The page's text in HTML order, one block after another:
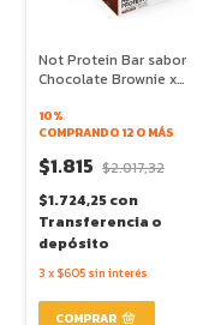
Not Protein Bar sabor
Chocolate Brownie x
10%
COMPRANDO 12 O MÁS
$1.815 $2.017,32
$1.724,25con
Transferencia o
depósito
3 x $605 sin interés